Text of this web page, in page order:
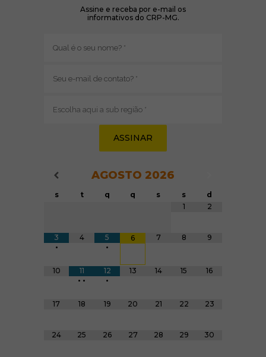
Assine e receba por e-mail os
informativos do CRP-MG.
mail
região
Navegação do Calendário
AGOSTO 2026
s t q q s s
d
1
2
3
•
4
5
•
6 7 8 9
10
11
• •
12
•
13 14 15 16
17 18 19 20 21 22 23
24 25 26 27 28 29 30